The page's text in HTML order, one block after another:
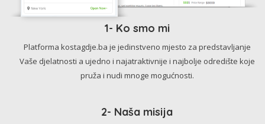
1- Ko smo mi
Platforma kostagdje.ba je jedinstveno mjesto za predstavljanje
Vaše djelatnosti a ujedno i najatraktivnije i najbolje odredište koje
pruža i nudi mnoge mogućnosti.
2- Naša misija